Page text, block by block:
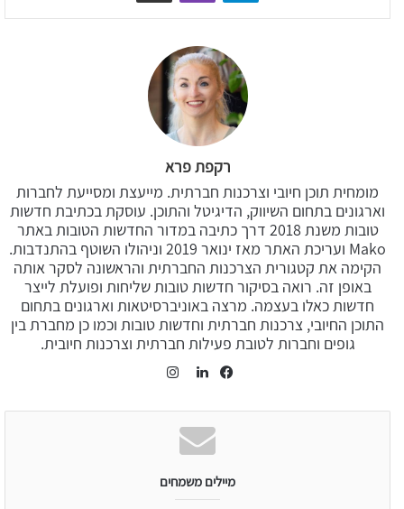
רקפת פרא
מומחית תוכן חיובי וצרכנות חברתית. מייעצת ומסייעת לחברות
וארגונים בתחום השיווק, הדיגיטל והתוכן. עוסקת בכתיבת חדשות
טובות משנת 2018 דרך כתיבה במדור החדשות הטובות באתר
Mako ועריכת האתר מאז ינואר 2019 וניהולו השוטף בהתנדבות.
הקימה את קטגורית הצרכנות החברתית והראשונה לסקר אותה
באופן זה. רואה בסיקור חדשות טובות שליחות ופועלת לייצר
חדשות כאלו בעצמה. מרצה באוניברסיטאות וארגונים בתחום
התוכן החיובי, צרכנות חברתית וחדשות טובות וכמו כן מחברת בין
גופים וחברות לטובת פעילות חברתית וצרכנות חיובית.
מיילים משמחים